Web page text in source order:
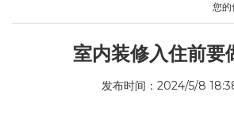
您的
室内装修入住前要
发布时间：2024/5/8